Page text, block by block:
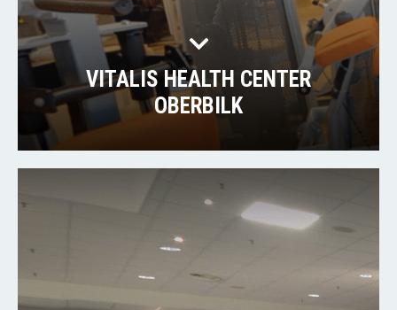
VITALIS HEALTH CENTER
OBERBILK